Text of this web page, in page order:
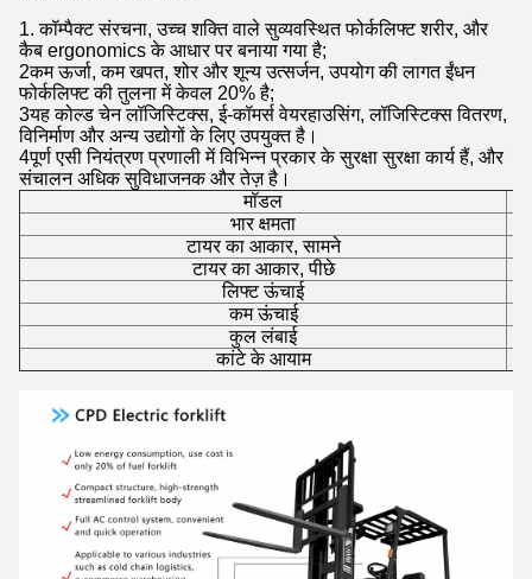
1. कॉम्पैक्ट संरचना, उच्च शक्ति वाले सुव्यवस्थित फोर्कलिफ्ट शरीर, और
कैब ergonomics के आधार पर बनाया गया है;
2कम ऊर्जा, कम खपत, शोर और शून्य उत्सर्जन, उपयोग की लागत ईंधन
फोर्कलिफ्ट की तुलना में केवल 20% है;
3यह कोल्ड चेन लॉजिस्टिक्स, ई-कॉमर्स वेयरहाउसिंग, लॉजिस्टिक्स वितरण,
विनिर्माण और अन्य उद्योगों के लिए उपयुक्त है।
4पूर्ण एसी नियंत्रण प्रणाली में विभिन्न प्रकार के सुरक्षा सुरक्षा कार्य हैं, और
संचालन अधिक सुविधाजनक और तेज़ है।
मॉडल
भार क्षमता
टायर का आकार, सामने
टायर का आकार, पीछे
लिफ्ट ऊंचाई
कम ऊंचाई
कुल लंबाई
कांटे के आयाम